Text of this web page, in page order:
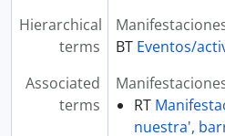
Hierarchical
terms
BT Eventos/
Associated
terms
RT
nuestra',